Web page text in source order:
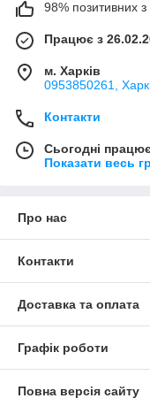
98% позитивних з
Працює з
м. Харків
0953850261,
Контакти
Сьогодні
Показати весь
Про нас
Контакти
Доставка та оплата
Графік роботи
Повна версія сайту